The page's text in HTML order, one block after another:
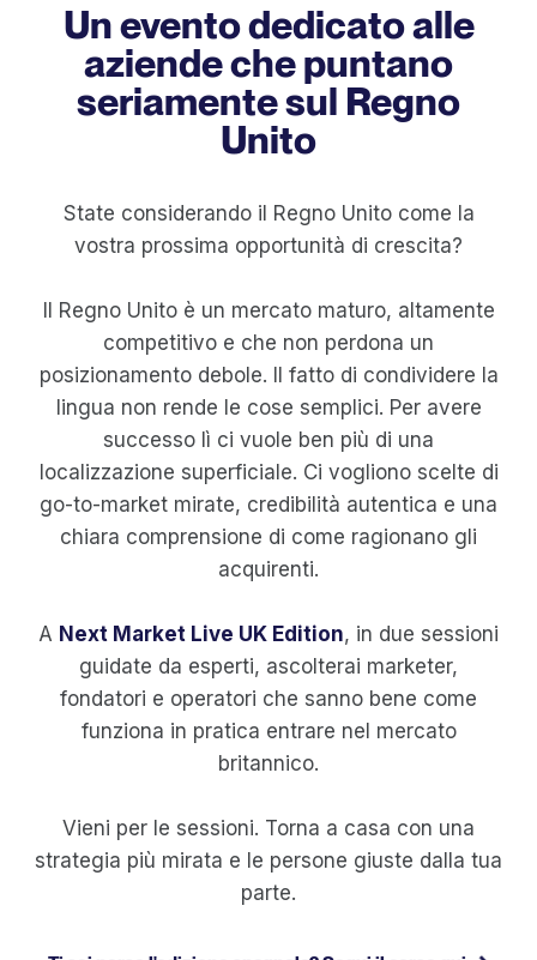
Un evento dedicato alle
aziende che puntano
seriamente sul Regno
Unito
State considerando il Regno Unito come la
vostra prossima opportunità di crescita?
Il Regno Unito è un mercato maturo, altamente
competitivo e che non perdona un
posizionamento debole. Il fatto di condividere la
lingua non rende le cose semplici. Per avere
successo lì ci vuole ben più di una
localizzazione superficiale. Ci vogliono scelte di
go-to-market mirate, credibilità autentica e una
chiara comprensione di come ragionano gli
acquirenti.
A Next Market Live UK Edition, in due sessioni
guidate da esperti, ascolterai marketer,
fondatori e operatori che sanno bene come
funziona in pratica entrare nel mercato
britannico.
Vieni per le sessioni. Torna a casa con una
strategia più mirata e le persone giuste dalla tua
parte.